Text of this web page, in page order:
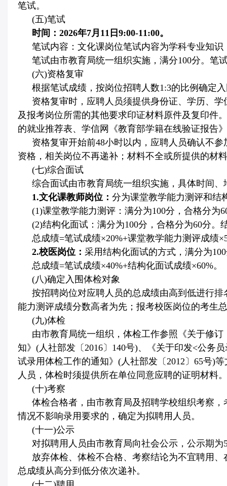
笔试。
(五)笔试
时间： 2026年7月 11 日 9:00-11:00。
笔试内容：文化课岗位笔试内容为学科专业知
笔试由市教育局统一组织实施，满分100分。笔
(六)资格复审
根据笔试成绩，按岗位招聘人数1:3的比例确定
资格复审时，应聘人员须提供身份证、学历、学
及报考岗位所需的其他要求印证材料原件及复印件。
的就业推荐表、学信网《教育部学籍在线验证报告
资格复审开始前48小时以内，应聘人员确认不
资格，相关岗位不再递补；材料不全或所提供的材
(七)综合面试
综合面试由市教育局统一组织实施，具体时间
1.文化课教师岗位： 分为课堂教学能力测评和结
(1)课堂教学能力测评：满分为100分，合格分为
(2)结构化面试：满分为100分，合格分为60分。
总成绩=笔试成绩×20%+课堂教学能力测评成绩×
2.校医岗位： 采用结构化面试的方式，满分为100
总成绩=笔试成绩×40%+结构化面试成绩×60%。
(八)确定入围体检对象
按招聘岗位对应聘人员的总成绩由高到低进行排
能力测评成绩分数高者为先；报考校医岗位的考生
(九)体检
由市教育局统一组织，体检工作参照《关于修
知》 (人社部发〔 2016 〕 140号)、《关于印发<公务
试录用体检工作的通知》 (人社部发〔 2012 〕 65号)等
人员，体检时须提供所在单位同意应聘的证明材料
(十)考察
体检合格者，由市教育局及招聘学校组织考察
情况不影响录用要求的，确定为拟聘用人员。
(十一)公示
对拟聘用人员由市教育局向社会公示，公示期为
放弃体检、体检不合格、考察结论为不宜聘用
总成绩从高分到低分依次递补。